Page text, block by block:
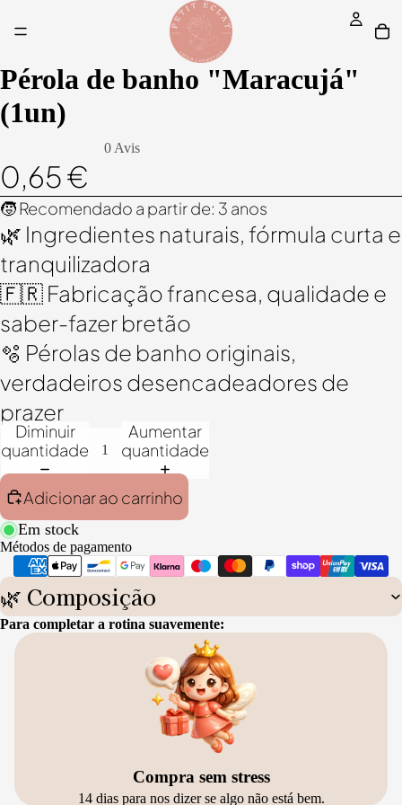
Pérola de banho "Maracujá"
(1un)
0 Avis
0,65 €
🧒 Recomendado a partir de: 3 anos
🌿 Ingredientes naturais, fórmula curta e
tranquilizadora
🇫🇷 Fabricação francesa, qualidade e
saber-fazer bretão
🫧 Pérolas de banho originais,
verdadeiros desencadeadores de
prazer
Diminuir
quantidade
Aumentar
quantidade
Adicionar ao carrinho
Em stock
Métodos de pagamento
🌿 Composição
Para completar a rotina suavemente:
Compra sem stress
14 dias para nos dizer se algo não está bem.